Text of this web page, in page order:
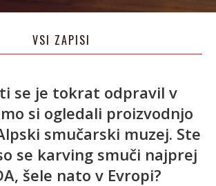
VSI ZAPISI
se je tokrat odpravil v
si ogledali proizvodnjo
smučarski muzej. Ste
se karving smuči najprej
šele nato v Evropi?